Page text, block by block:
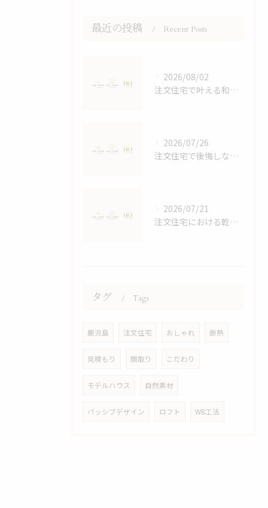
最近の投稿 Recent Posts
2026/08/02
注文住宅で叶える和モダンの家づくり鹿児島県鹿児島市大島郡宇検村で失敗しない選び方
2026/07/26
注文住宅で後悔しないスペースと収納計画の立て方と家族4人に最適な間取りの秘訣
2026/07/21
注文住宅における乾太くんの効果検証
タグ Tags
鹿児島 注文住宅 おしゃれ 断熱
見積もり 間取り こだわり
モデルハウス 自然素材
パッシブデザイン ロフト WB工法